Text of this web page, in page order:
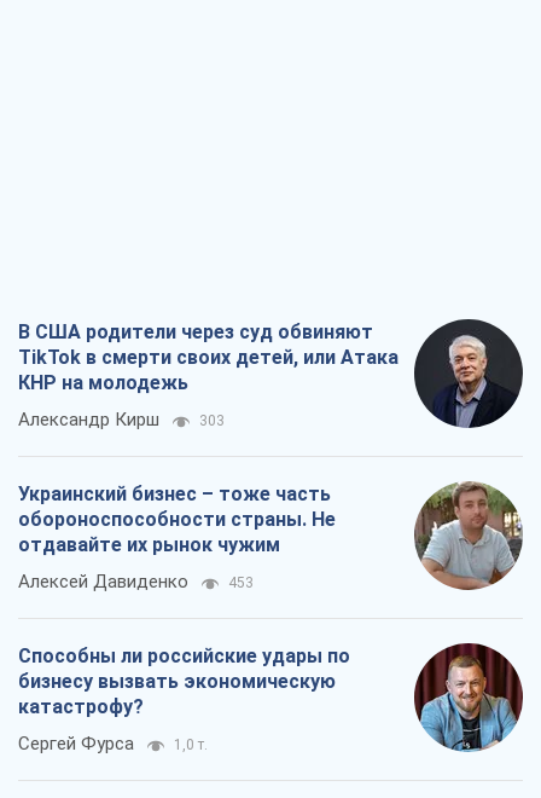
В США родители через суд обвиняют
TikTok в смерти своих детей, или Атака
КНР на молодежь
Александр Кирш 303
Украинский бизнес – тоже часть
обороноспособности страны. Не
отдавайте их рынок чужим
Алексей Давиденко 453
Способны ли российские удары по
бизнесу вызвать экономическую
катастрофу?
Сергей Фурса 1,0 т.